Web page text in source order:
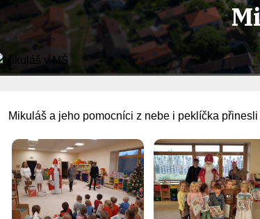
Mikuláš a jeho pomocníci z nebe i peklíčka